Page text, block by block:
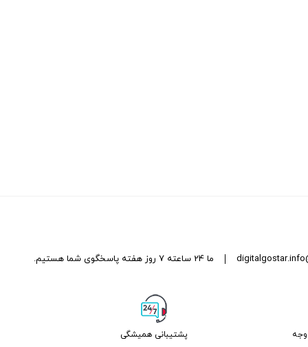
ما 24 ساعته 7 روز هفته پاسخگوی شما هستیم.
پشتیبانی همیشگی